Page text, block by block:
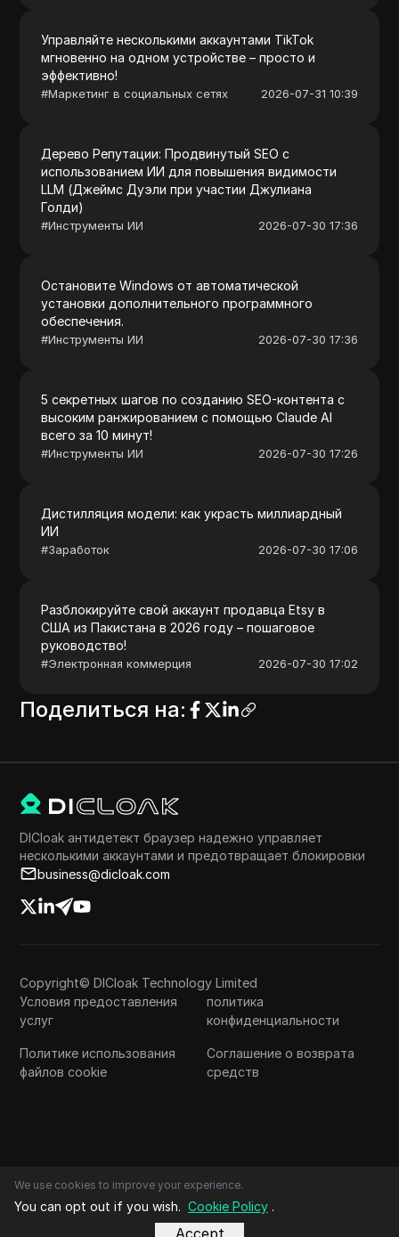
Управляйте несколькими аккаунтами TikTok
мгновенно на одном устройстве – просто и
эффективно!
#Маркетинг в социальных сетях 2026-07-31 10:39
Дерево Репутации: Продвинутый SEO с
использованием ИИ для повышения видимости
LLM (Джеймс Дуэли при участии Джулиана
Голди)
#Инструменты ИИ 2026-07-30 17:36
Остановите Windows от автоматической
установки дополнительного программного
обеспечения.
#Инструменты ИИ 2026-07-30 17:36
5 секретных шагов по созданию SEO-контента с
высоким ранжированием с помощью Claude AI
всего за 10 минут!
#Инструменты ИИ 2026-07-30 17:26
Дистилляция модели: как украсть миллиардный
ИИ
#Заработок 2026-07-30 17:06
Разблокируйте свой аккаунт продавца Etsy в
США из Пакистана в 2026 году – пошаговое
руководство!
#Электронная коммерция 2026-07-30 17:02
Поделиться на:
DICloak антидетект браузер надежно управляет
несколькими аккаунтами и предотвращает блокировки
business@dicloak.com
Copyright© DICloak Technology Limited
Условия предоставления
услуг
политика
конфиденциальности
Политике использования
файлов cookie
Соглашение о возврата
средств
We use cookies to improve your experience.
You can opt out if you wish. Cookie Policy .
Accept